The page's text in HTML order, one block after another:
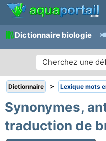
Dictionnaire biologie
Dictionnaire > Lexique mots
Synonymes,
traduction de